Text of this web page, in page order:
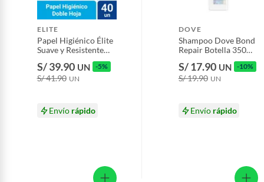
ELITE
Papel Higiénico Élite
Suave y Resistente
Empaque 40 Und
S/ 39.90 UN -5%
S/ 41.90 UN
Envío rápido
DOVE
Shampoo Dove Bond
Repair Botella 350
S/ 17.90 UN -10%
S/ 19.90 UN
Envío rápido